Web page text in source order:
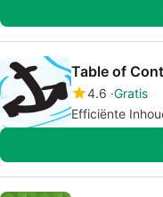
Table of
4.6 Gratis
Efficiënte